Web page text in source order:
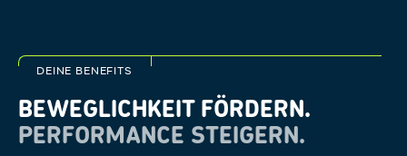
DEINE BENEFITS
BEWEGLICHKEIT FÖRDERN.
PERFORMANCE STEIGERN.